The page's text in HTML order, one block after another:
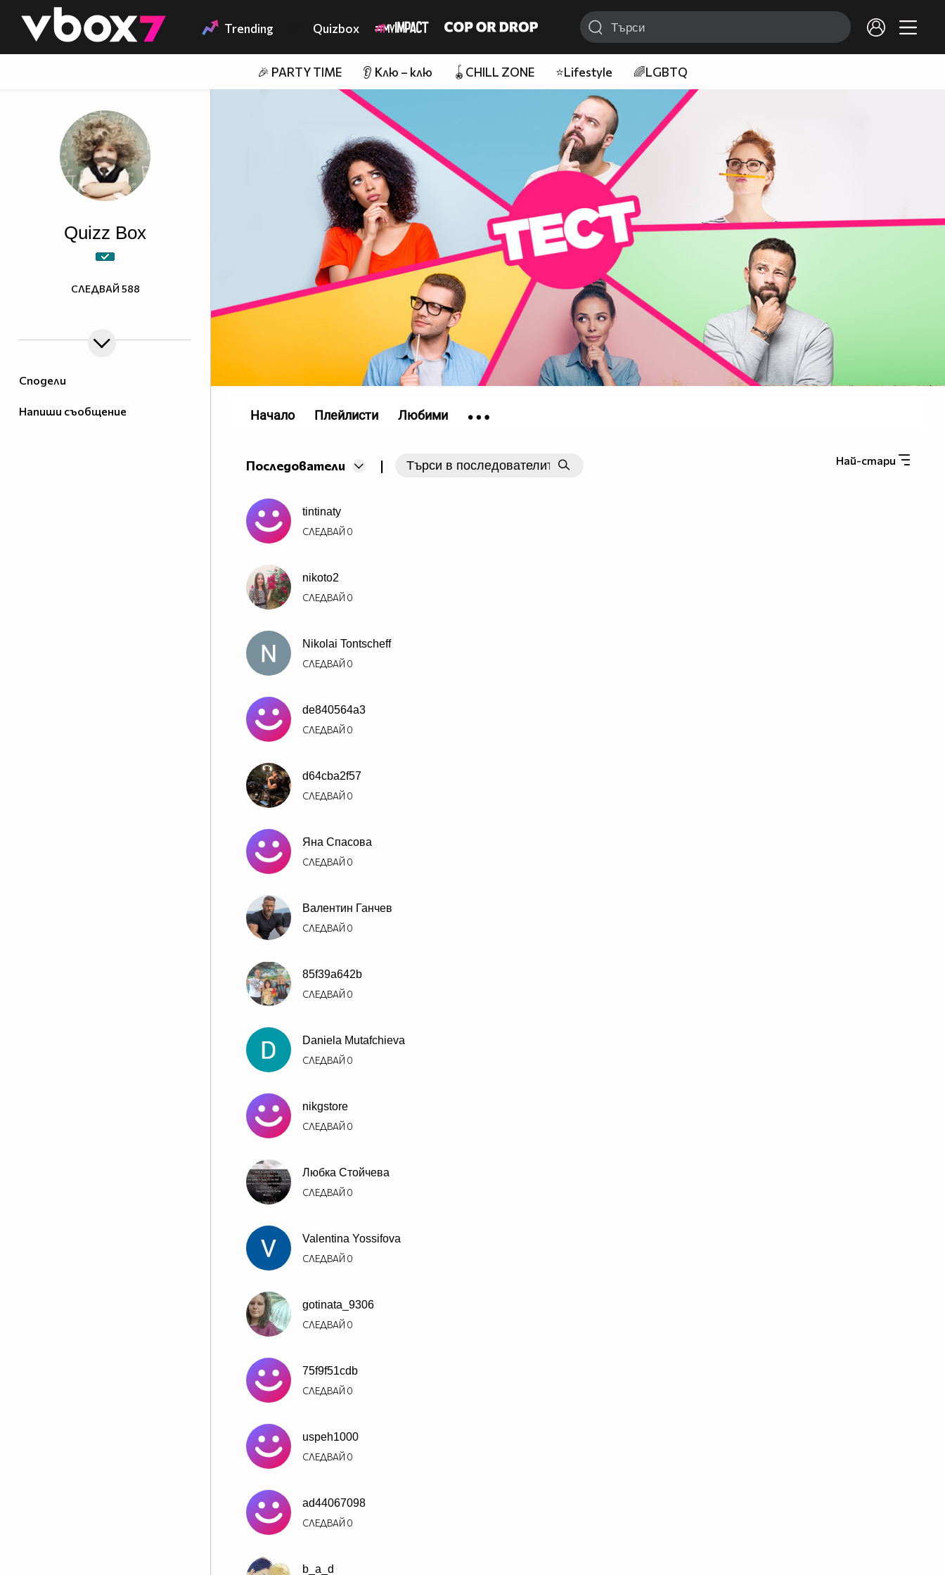
👾 Trending Quizbox
🎉 PARTY TIME 👂 Клю – клю 🪀CHILL ZONE ⭐Lifestyle 🌈LGBTQ
Сподели
Напиши съобщение
Quizz Box
СЛЕДВАЙ 588
Последователи | Най-стари
tintinaty
СЛЕДВАЙ 0
nikoto2
СЛЕДВАЙ 0
Nikolai Tontscheff
СЛЕДВАЙ 0
de840564a3
СЛЕДВАЙ 0
d64cba2f57
СЛЕДВАЙ 0
Яна Спасова
СЛЕДВАЙ 0
Валентин Ганчев
СЛЕДВАЙ 0
85f39a642b
СЛЕДВАЙ 0
Daniela Mutafchieva
СЛЕДВАЙ 0
nikgstore
СЛЕДВАЙ 0
Любка Стойчева
СЛЕДВАЙ 0
Valentina Yossifova
СЛЕДВАЙ 0
gotinata_9306
СЛЕДВАЙ 0
75f9f51cdb
СЛЕДВАЙ 0
uspeh1000
СЛЕДВАЙ 0
ad44067098
СЛЕДВАЙ 0
b_a_d
Начало Плейлисти Любими